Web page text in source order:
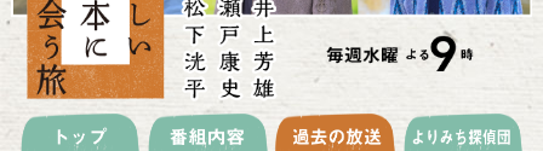
検索
視聴方法 4K放送
イベント ショッピング